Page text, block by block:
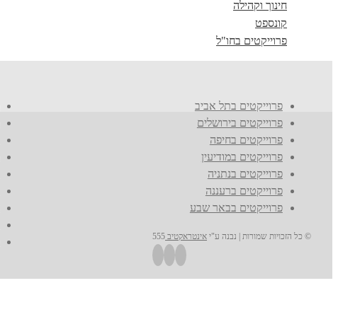
חינוך וקהילה
קונספט
פרוייקטים בחו"ל
פרוייקטים בתל אביב
פרוייקטים בירושלים
פרוייקטים בחיפה
פרוייקטים במודיעין
פרוייקטים בנתניה
פרוייקטים ברעננה
פרוייקטים בבאר שבע
© כל הזכויות שמורות | נבנה ע"י אינטראקטיב 555